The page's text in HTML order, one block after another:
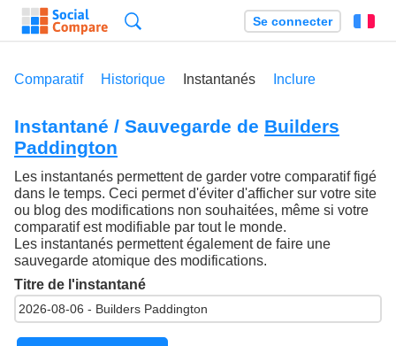
Se connecter
Comparatif Historique Instantanés Inclure
Instantané / Sauvegarde de Builders
Paddington
Les instantanés permettent de garder votre comparatif figé
dans le temps. Ceci permet d'éviter d'afficher sur votre site
ou blog des modifications non souhaitées, même si votre
comparatif est modifiable par tout le monde.
Les instantanés permettent également de faire une
sauvegarde atomique des modifications.
Titre de l'instantané